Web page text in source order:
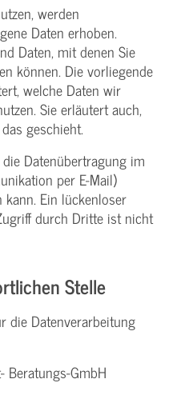
werden
Daten erhoben.
Daten, mit denen Sie
können. Die vorliegende
welche Daten wir
Sie erläutert auch,
geschieht.
Datenübertragung im
per E-Mail)
Ein lückenloser
durch Dritte ist nicht
Stelle
die Datenverarbeitung
Beratungs-GmbH